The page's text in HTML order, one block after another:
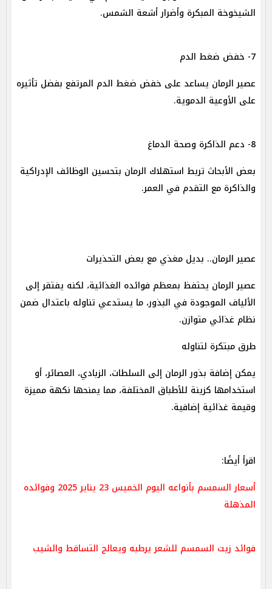
الشيخوخة المبكرة وأضرار أشعة الشمس.
7- خفض ضغط الدم
عصير الرمان يساعد على خفض ضغط الدم المرتفع بفضل تأثيره
على الأوعية الدموية.
8- دعم الذاكرة وصحة الدماغ
بعض الأبحاث تربط استهلاك الرمان بتحسين الوظائف الإدراكية
والذاكرة مع التقدم في العمر.
عصير الرمان.. بديل مغذي مع بعض التحذيرات
عصير الرمان يحتفظ بمعظم فوائده الغذائية، لكنه يفتقر إلى
الألياف الموجودة في البذور، ما يستدعي تناوله باعتدال ضمن
نظام غذائي متوازن.
طرق مبتكرة لتناوله
يمكن إضافة بذور الرمان إلى السلطات، الزبادي، العصائر، أو
استخدامها كزينة للأطباق المختلفة، مما يمنحها نكهة مميزة
وقيمة غذائية إضافية.
اقرأ أيضًا:
أسعار السمسم بأنواعه اليوم الخميس 23 يناير 2025 وفوائده
المذهلة
فوائد زيت السمسم للشعر يرطبه ويعالج التساقط والشيب